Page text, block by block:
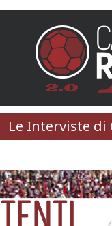
Le Interviste di